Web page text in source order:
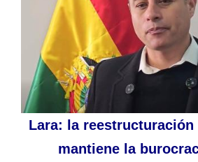
Lara: la
mantiene la